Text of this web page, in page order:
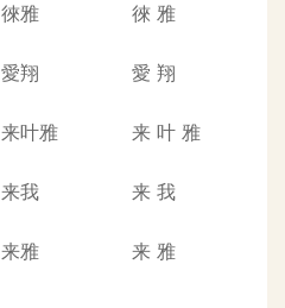
徠雅 徠 雅
愛翔 愛 翔
来叶雅 来 叶 雅
来我 来 我
来雅 来 雅